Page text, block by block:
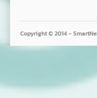
Copyright © 2014 -